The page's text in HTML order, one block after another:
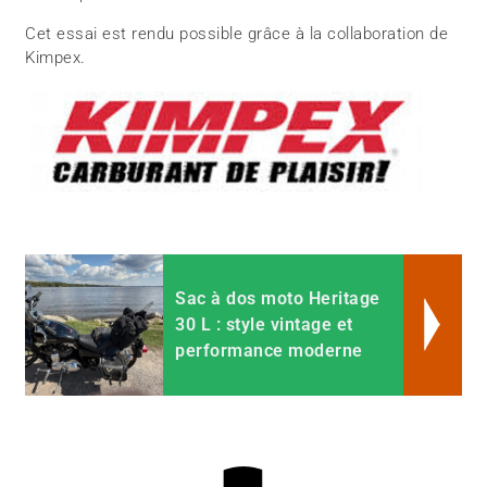
Cet essai est rendu possible grâce à la collaboration de
Kimpex.
Sac à dos moto Heritage
30 L : style vintage et
performance moderne